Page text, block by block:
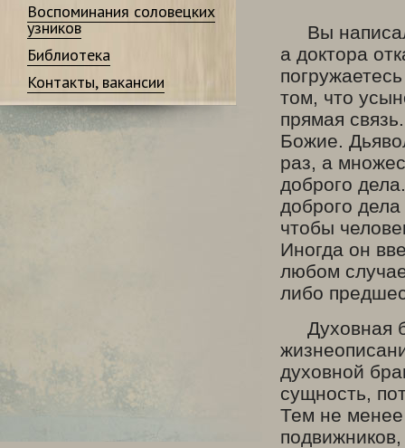
Воспоминания соловецких
узников
Библиотека
Контакты, вакансии
Вы
а доктора
том, что
прямая
Божие.
раз, а
доброго
доброго
чтобы
Иногда он
любом
либо
Духовная
духовной
сущность,
Тем не менее